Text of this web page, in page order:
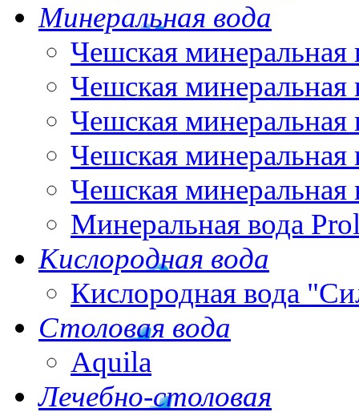
Минеральная вода
Чешская минеральная
Чешская минеральная
Чешская минеральная
Чешская минеральная
Чешская минеральная
Минеральная вода
Кислородная вода
Кислородная вода
Столовая вода
Aquila
Лечебно-столовая